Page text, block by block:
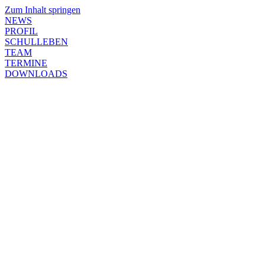
Zum Inhalt springen
NEWS
PROFIL
SCHULLEBEN
TEAM
TERMINE
DOWNLOADS